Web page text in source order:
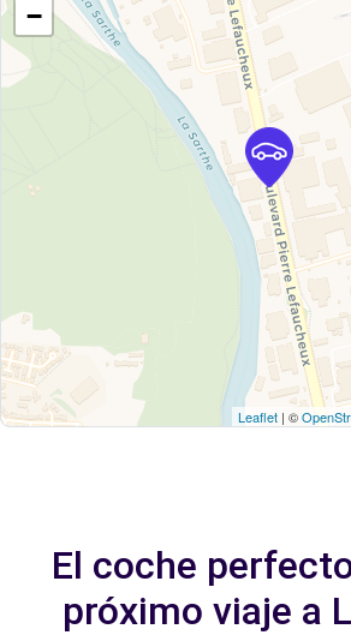
−
Leaflet | ©
El coche
próximo viaje a